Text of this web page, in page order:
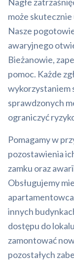
może
Nasze
awaryjnego
Bieżanowie,
pomoc. Każde
wykorzystaniem
sprawdzonych
ograniczyć
Pomagamy w
pozostawienia
zamku oraz
Obsługujemy
innych
dostępu do
zamontować
pozostałych